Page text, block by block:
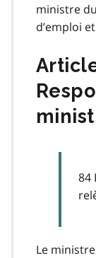
ministre
d’emploi
84
Le